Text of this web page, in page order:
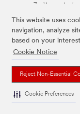
This website uses
navigation, analyze
based on your
Cookie Notice
Reject Non-Essential
Cookie Preferences
Značky uvedené